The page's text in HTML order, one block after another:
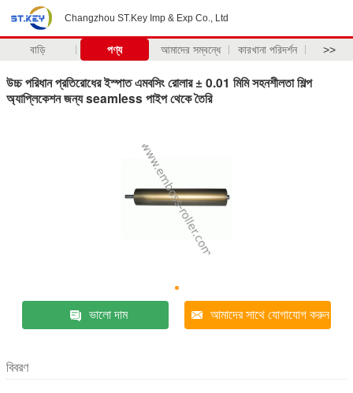
Changzhou ST.Key Imp & Exp Co., Ltd
বাড়ি পণ্য আমাদের সম্বন্ধে কারখানা পরিদর্শন >>
উচ্চ পরিধান প্রতিরোধের ইস্পাত এমবসিং রোলার ± 0.01 মিমি সহনশীলতা শিল্প
অ্যাপ্লিকেশন জন্য seamless পাইপ থেকে তৈরি
ভালো দাম আমাদের সাথে যোগাযোগ করুন
বিবরণ